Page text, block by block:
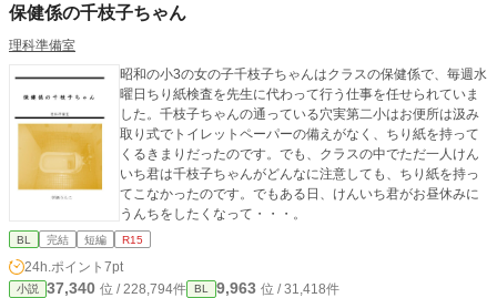
保健係の千枝子ちゃん
理科準備室
昭和の小3の女の子千枝子ちゃんはクラスの保健係で、毎週水
曜日ちり紙検査を先生に代わって行う仕事を任せられていま
した。千枝子ちゃんの通っている穴実第二小はお便所は汲み
取り式でトイレットペーパーの備えがなく、ちり紙を持って
くるきまりだったのです。でも、クラスの中でただ一人けん
いち君は千枝子ちゃんがどんなに注意しても、ちり紙を持っ
てこなかったのです。でもある日、けんいち君がお昼休みに
うんちをしたくなって・・・。
BL 完結 短編 R15
24h.ポイント 7pt
小説 37,340 位 / 228,794件 BL 9,963 位 / 31,418件